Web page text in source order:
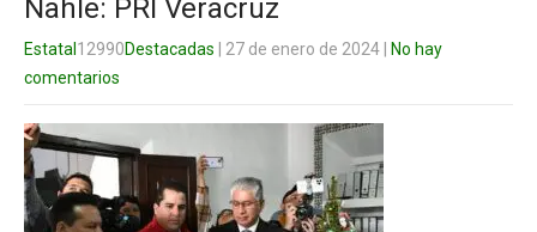
Nahle: PRI Veracruz
Estatal 12990Destacadas | 27 de enero de 2024
No hay
comentarios